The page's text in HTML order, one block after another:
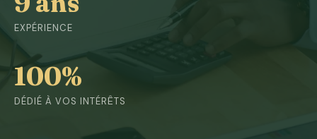
EXPÉRIENCE
100%
DÉDIÉ À VOS INTÉRÊTS